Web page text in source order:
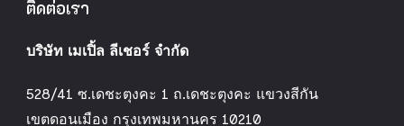
ติดต่อเรา
บริษัท เมเปิ้ล ลีเชอร์ จำกัด
528/41 ซ.เดชะตุงคะ 1 ถ.เดชะตุงคะ แขวงสีกัน
เขตดอนเมือง กรุงเทพมหานคร 10210